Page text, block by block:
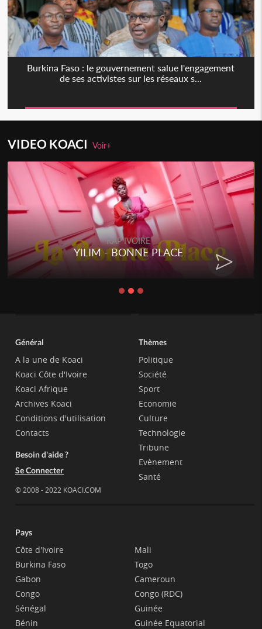
Burkina Faso : le gouvernement salue l'engagement
de ses activistes sur les réseaux s...
VIDEO KOACIVoir+
RAP IVOIRE
YILIM - BONNE PLACE
Général
A la une de Koaci
Koaci Côte d'Ivoire
Koaci Afrique
Archives Koaci
Conditions d'utilisation
Contacts
Besoin d'aide ?
Se Connecter
© 2008 - 2022 KOACI.COM
Thèmes
Politique
Société
Sport
Economie
Culture
Technologie
Tribune
Evènement
Santé
Pays
Côte d'Ivoire
Burkina Faso
Gabon
Congo
Sénégal
Bénin
Mali
Togo
Cameroun
Congo (RDC)
Guinée
Guinée Equatorial